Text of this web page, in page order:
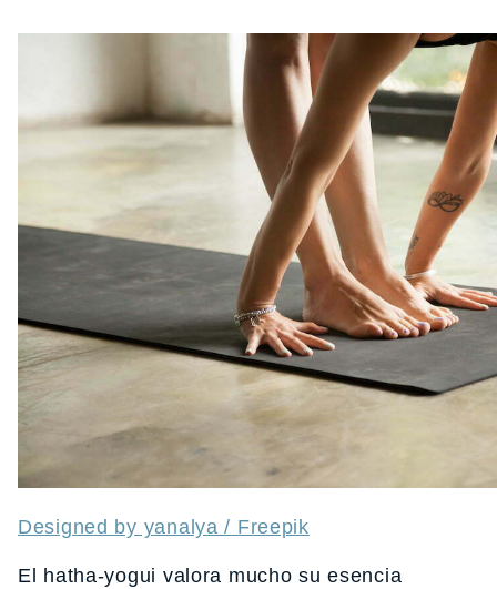
Designed by yanalya / Freepik
El hatha-yogui valora mucho su esencia